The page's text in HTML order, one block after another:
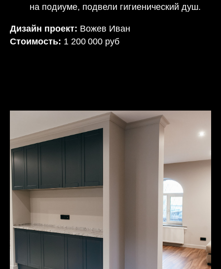
на подиуме, подвели гигиенический душ.
Дизайн проект: Вожев Иван
Стоимость: 1 200 000 руб